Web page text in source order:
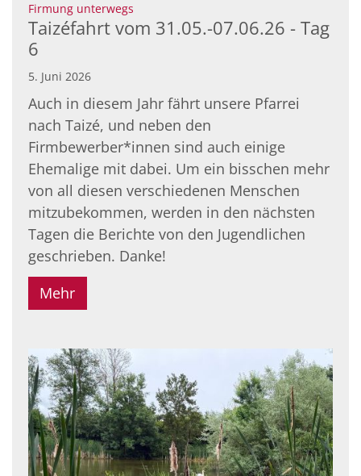
Firmung unterwegs
Taizéfahrt vom 31.05.-07.06.26 - Tag
6
5. Juni 2026
Auch in diesem Jahr fährt unsere Pfarrei
nach Taizé, und neben den
Firmbewerber*innen sind auch einige
Ehemalige mit dabei. Um ein bisschen mehr
von all diesen verschiedenen Menschen
mitzubekommen, werden in den nächsten
Tagen die Berichte von den Jugendlichen
geschrieben. Danke!
Mehr